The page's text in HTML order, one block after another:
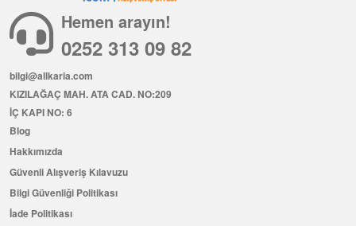
Hemen arayın!
0252 313 09 82
bilgi@allkaria.com
KIZILAĞAÇ MAH. ATA CAD. NO:209
İÇ KAPI NO: 6
Blog
Hakkımızda
Güvenli Alışveriş Kılavuzu
Bilgi Güvenliği Politikası
İade Politikası